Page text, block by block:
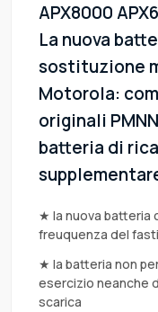
APX8000
La nuova
sostituzione
Motorola:
originali
batteria di
★ la nuova batteria
freuquenza del
★ la batteria non
esercizio neanche
scarica